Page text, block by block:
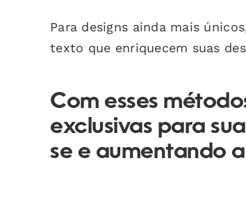
Para designs ainda mais
texto que enriquecem suas
Com esses
exclusivas para
se e aumentando